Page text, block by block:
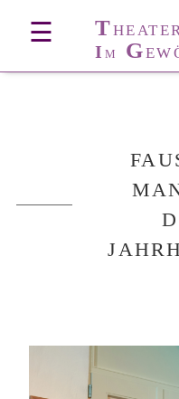
☰ T
I M G